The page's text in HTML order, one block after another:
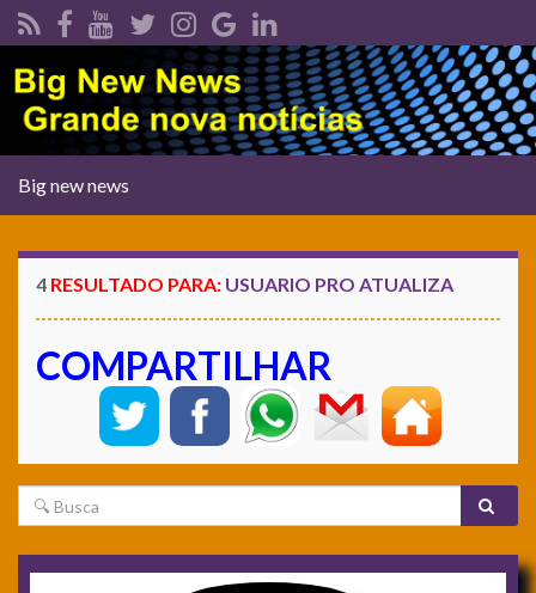
navegação
Big new news
4 RESULTADO PARA: USUARIO PRO ATUALIZA
COMPARTILHAR